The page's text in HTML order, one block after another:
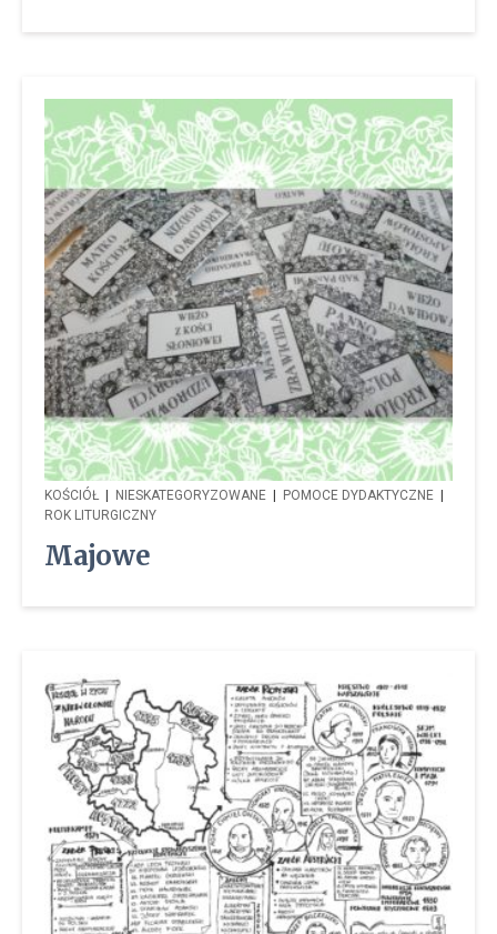
KOŚCIÓŁ | NIESKATEGORYZOWANE | POMOCE DYDAKTYCZNE |
ROK LITURGICZNY
Majowe